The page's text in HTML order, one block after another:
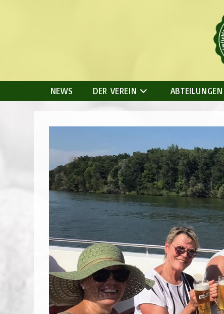
NEWS DER VEREIN ABTEILUNGEN